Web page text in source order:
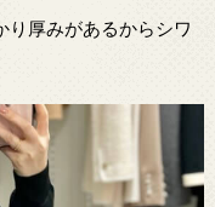
り厚みがあるからシワ